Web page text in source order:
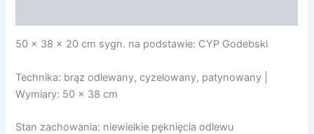
50 x 38 x 20 cm sygn. na podstawie: CYP Godebski
Technika: brąz odlewany, cyzelowany, patynowany |
Wymiary: 50 x 38 cm
Stan zachowania: niewielkie pęknięcia odlewu